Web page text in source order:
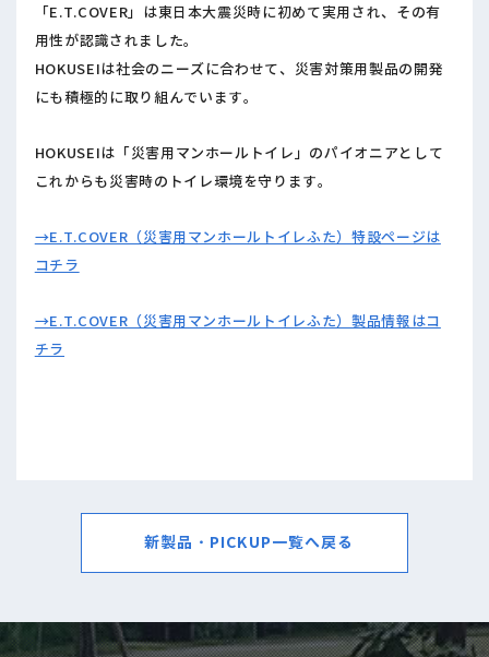
「E.T.COVER」は東日本大震災時に初めて実用され、その有
用性が認識されました。
HOKUSEIは社会のニーズに合わせて、災害対策用製品の開発
にも積極的に取り組んでいます。
HOKUSEIは「災害用マンホールトイレ」のパイオニアとして
これからも災害時のトイレ環境を守ります。
→E.T.COVER（災害用マンホールトイレふた）特設ページは
コチラ
→E.T.COVER（災害用マンホールトイレふた）製品情報はコ
チラ
新製品・PICKUP一覧へ戻る